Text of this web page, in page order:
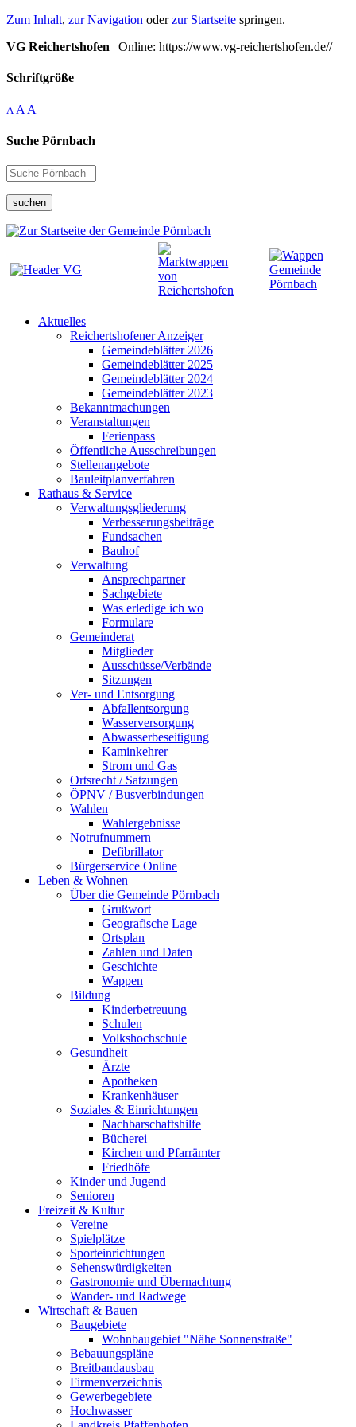
Zum Inhalt, zur Navigation oderzur Startseite springen.
VG Reichertshofen | Online: https://www.vg-reichertshofen.de//
Schriftgröße
A A A
Suche Pörnbach
suchen
Aktuelles
Reichertshofener Anzeiger
Gemeindeblätter 2026
Gemeindeblätter 2025
Gemeindeblätter 2024
Gemeindeblätter 2023
Bekanntmachungen
Veranstaltungen
Ferienpass
Öffentliche Ausschreibungen
Stellenangebote
Bauleitplanverfahren
Rathaus & Service
Verwaltungsgliederung
Verbesserungsbeiträge
Fundsachen
Bauhof
Verwaltung
Ansprechpartner
Sachgebiete
Was erledige ich wo
Formulare
Gemeinderat
Mitglieder
Ausschüsse/Verbände
Sitzungen
Ver- und Entsorgung
Abfallentsorgung
Wasserversorgung
Abwasserbeseitigung
Kaminkehrer
Strom und Gas
Ortsrecht / Satzungen
ÖPNV / Busverbindungen
Wahlen
Wahlergebnisse
Notrufnummern
Defibrillator
Bürgerservice Online
Leben & Wohnen
Über die Gemeinde Pörnbach
Grußwort
Geografische Lage
Ortsplan
Zahlen und Daten
Geschichte
Wappen
Bildung
Kinderbetreuung
Schulen
Volkshochschule
Gesundheit
Ärzte
Apotheken
Krankenhäuser
Soziales & Einrichtungen
Nachbarschaftshilfe
Bücherei
Kirchen und Pfarrämter
Friedhöfe
Kinder und Jugend
Senioren
Freizeit & Kultur
Vereine
Spielplätze
Sporteinrichtungen
Sehenswürdigkeiten
Gastronomie und Übernachtung
Wander- und Radwege
Wirtschaft & Bauen
Baugebiete
Wohnbaugebiet "Nähe Sonnenstraße"
Bebauungspläne
Breitbandausbau
Firmenverzeichnis
Gewerbegebiete
Hochwasser